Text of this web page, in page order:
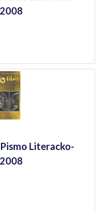
Literacko-